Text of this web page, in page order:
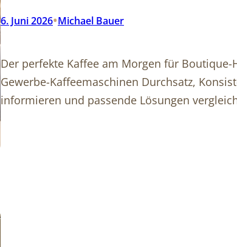
6. Juni 2026•Michael Bauer
Der perfekte Kaffee am Morgen für
Gewerbe-Kaffeemaschinen Durchsatz,
informieren und passende Lösungen